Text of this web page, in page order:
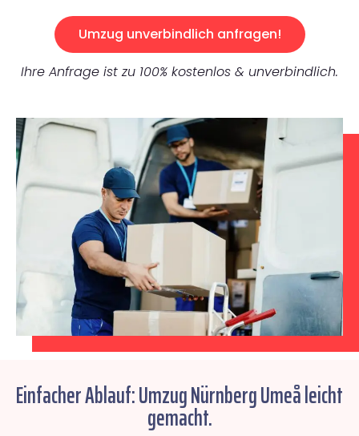
Umzug unverbindlich anfragen!
Ihre Anfrage ist zu 100% kostenlos & unverbindlich.
Einfacher Ablauf: Umzug Nürnberg Umeå leicht
gemacht.